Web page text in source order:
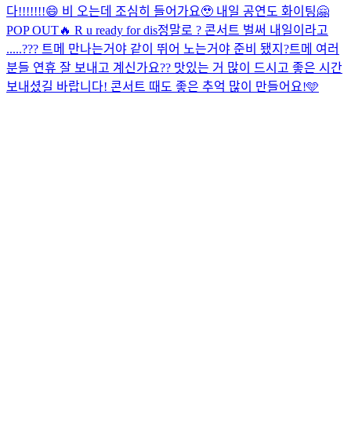
다!!!!!!!😄 비 오는데 조심히 들어가요🥹 내일 공연도 화이팅🤗
POP OUT🔥 R u ready for dis정말로 ? 콘서트 벌써 내일이라고
.....??? 트메 만나는거야 같이 뛰어 노는거야 준비 됐지?트메 여러
분들 연휴 잘 보내고 계신가요?? 맛있는 거 많이 드시고 좋은 시간
보내셨길 바랍니다! 콘서트 때도 좋은 추억 많이 만들어요!🩵